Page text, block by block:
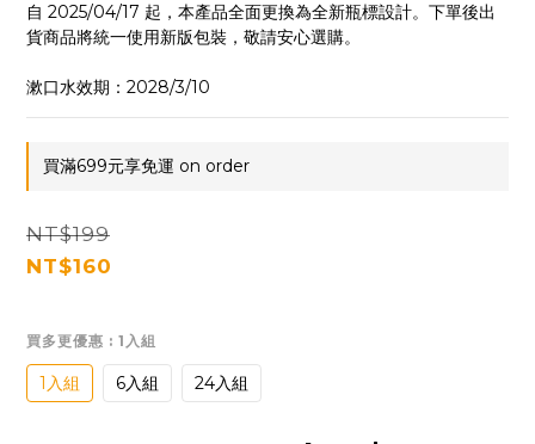
自 2025/04/17 起，本產品全面更換為全新瓶標設計。下單後出
貨商品將統一使用新版包裝，敬請安心選購。
漱口水效期：2028/3/10
買滿699元享免運 on order
NT$199
NT$160
買多更優惠 : 1入組
1入組 6入組 24入組